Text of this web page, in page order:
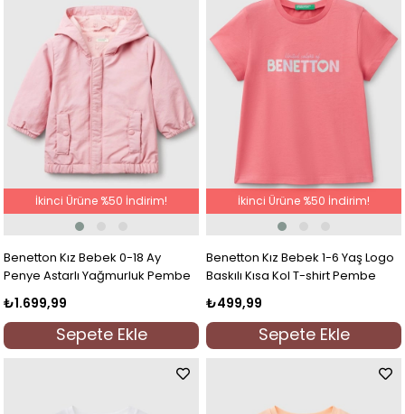
Benetton Kız Bebek 0-18 Ay
Penye Astarlı Yağmurluk Pembe
₺1.699,99
Sepete Ekle
İkinci Ürüne %50 İndirim!
Benetton Kız Bebek 1-6 Yaş Logo
Baskılı Kısa Kol T-shirt Pembe
₺499,99
Sepete Ekle
İkinci Ürüne %50 İndirim!